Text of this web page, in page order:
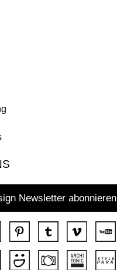
Newsletter abonnieren